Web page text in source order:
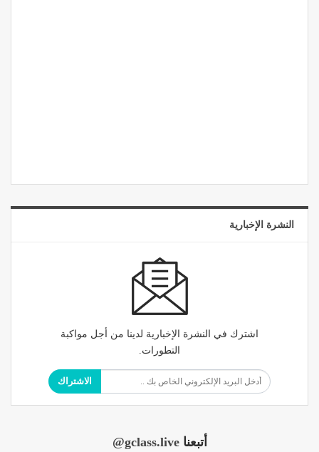
النشرة الإخبارية
اشترك في النشرة الإخبارية لدينا من أجل مواكبة
التطورات.
الاشتراك
أتبعنا@gclass.live